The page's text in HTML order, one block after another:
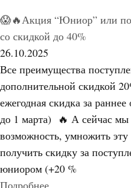
😱🔥Акция “Юниор” или
со скидкой до 40%
26.10.2025
Все преимущества
дополнительной скидкой
ежегодная скидка за
до 1 марта) 🔥 А сейчас мы
возможность, умножить
получить скидку за
юниором (+20 %
Подробнее...